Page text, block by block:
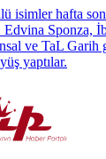
isimler hafta
Edvina Sponza,
ve TaL Garih
yaptılar.
hafta sonu...